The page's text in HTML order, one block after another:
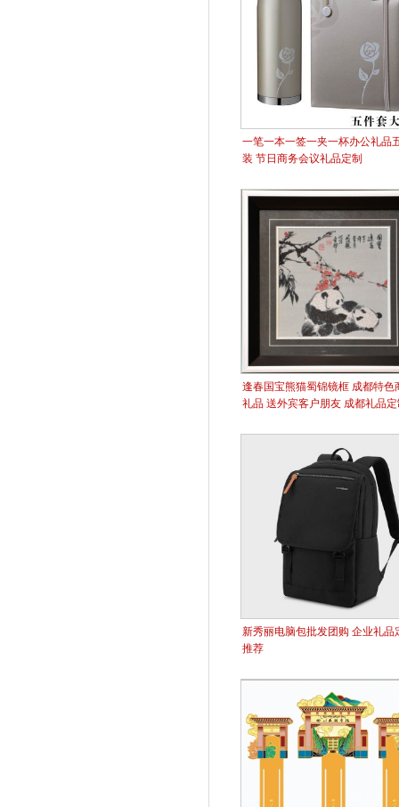
一笔一本一签一夹一杯办公礼品
装 节日商务会议礼品定制
逢春国宝熊猫蜀锦镜框 成都特色
礼品 送外宾客户朋友 成都礼品定
新秀丽电脑包批发团购 企业礼品
推荐